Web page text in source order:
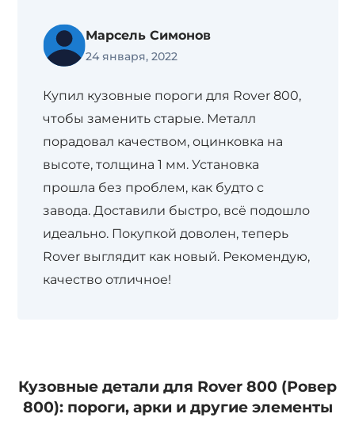
Марсель Симонов
24 января, 2022
Купил кузовные пороги для Rover 800,
чтобы заменить старые. Металл
порадовал качеством, оцинковка на
высоте, толщина 1 мм. Установка
прошла без проблем, как будто с
завода. Доставили быстро, всё подошло
идеально. Покупкой доволен, теперь
Rover выглядит как новый. Рекомендую,
качество отличное!
Кузовные детали для Rover 800 (Ровер
800): пороги, арки и другие элементы